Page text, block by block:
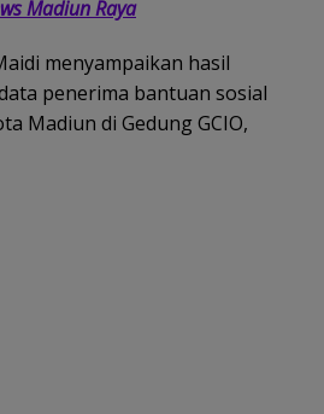
Madiun Raya
menyampaikan hasil
penerima bantuan sosial
Madiun di Gedung GCIO,